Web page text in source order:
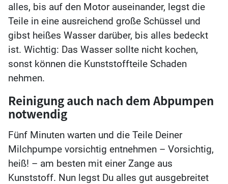
alles, bis auf den Motor auseinander, legst die
Teile in eine ausreichend große Schüssel und
gibst heißes Wasser darüber, bis alles bedeckt
ist. Wichtig: Das Wasser sollte nicht kochen,
sonst können die Kunststoffteile Schaden
nehmen.
Reinigung auch nach dem Abpumpen
notwendig
Fünf Minuten warten und die Teile Deiner
Milchpumpe vorsichtig entnehmen – Vorsichtig,
heiß! – am besten mit einer Zange aus
Kunststoff. Nun legst Du alles gut ausgebreitet